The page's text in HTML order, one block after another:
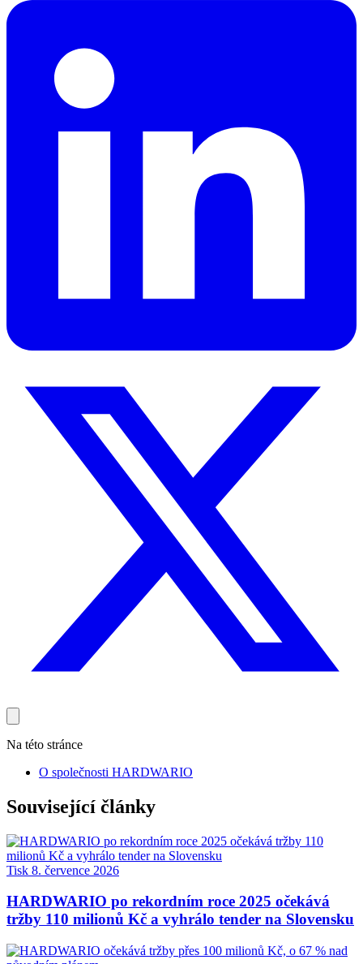
Na této stránce
O společnosti HARDWARIO
Související články
Tisk 8. července 2026
HARDWARIO po rekordním roce 2025 očekává
tržby 110 milionů Kč a vyhrálo tender na Slovensku